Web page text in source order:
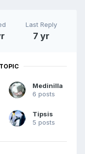
Last Reply
7 yr
Medinilla
6 posts
Tipsis
5 posts